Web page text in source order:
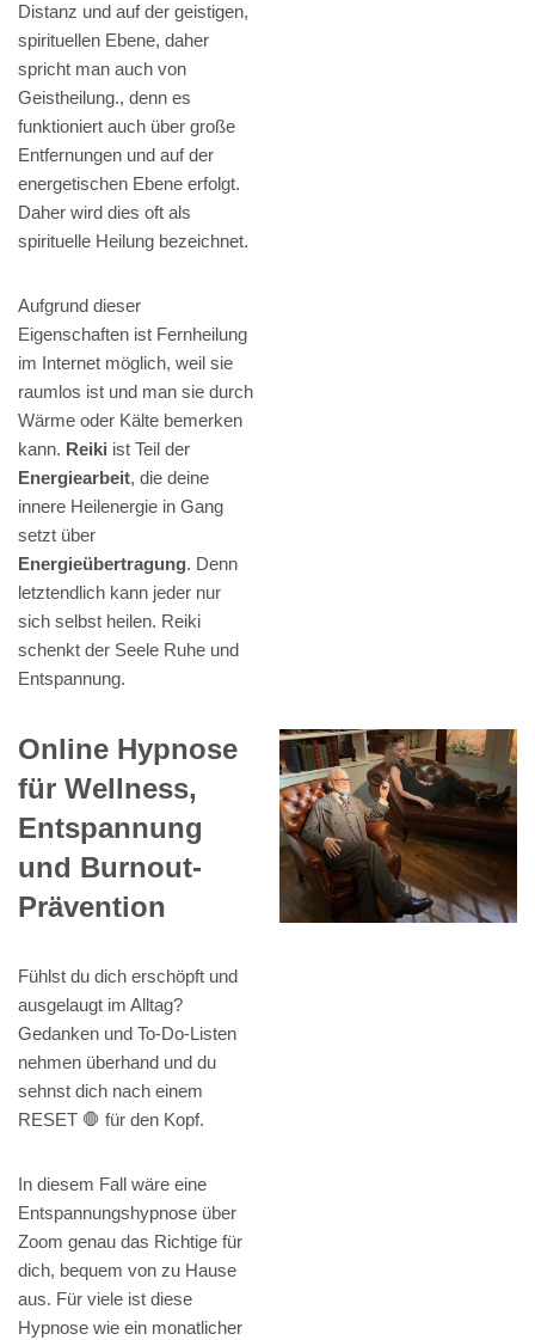
Distanz und auf der geistigen,
spirituellen Ebene, daher
spricht man auch von
Geistheilung., denn es
funktioniert auch über große
Entfernungen und auf der
energetischen Ebene erfolgt.
Daher wird dies oft als
spirituelle Heilung bezeichnet.
Aufgrund dieser
Eigenschaften ist Fernheilung
im Internet möglich, weil sie
raumlos ist und man sie durch
Wärme oder Kälte bemerken
kann. Reiki ist Teil der
Energiearbeit, die deine
innere Heilenergie in Gang
setzt über
Energieübertragung. Denn
letztendlich kann jeder nur
sich selbst heilen. Reiki
schenkt der Seele Ruhe und
Entspannung.
Online Hypnose
für Wellness,
Entspannung
und Burnout-
Prävention
Fühlst du dich erschöpft und
ausgelaugt im Alltag?
Gedanken und To-Do-Listen
nehmen überhand und du
sehnst dich nach einem
RESET 🛑 für den Kopf.
In diesem Fall wäre eine
Entspannungshypnose über
Zoom genau das Richtige für
dich, bequem von zu Hause
aus. Für viele ist diese
Hypnose wie ein monatlicher